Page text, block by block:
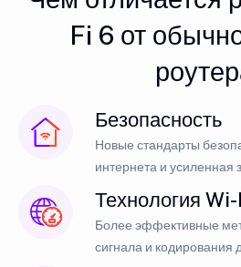
Fi 6 от
Безопасность
Новые стандарты
интернета и усиленная
Технология
Более эффективные
сигнала и кодирования